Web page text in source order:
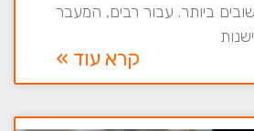
ביותר. עבור רבים, המעבר
קרא עוד »